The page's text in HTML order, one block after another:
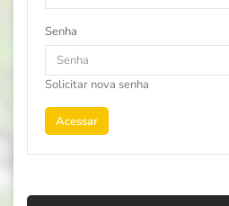
Senha
Solicitar nova senha